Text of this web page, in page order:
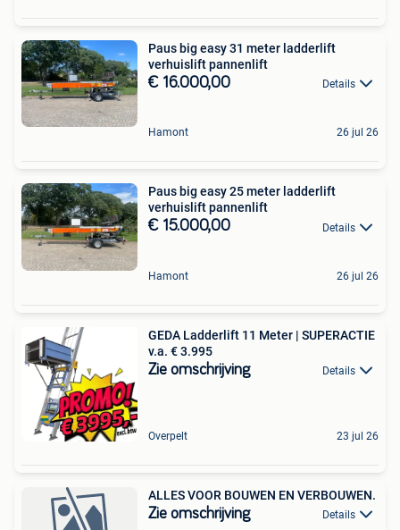
Paus big easy 31 meter ladderlift
verhuislift pannenlift
€ 16.000,00 Details
Hamont 26 jul 26
Paus big easy 25 meter ladderlift
verhuislift pannenlift
€ 15.000,00 Details
Hamont 26 jul 26
GEDA Ladderlift 11 Meter | SUPERACTIE
v.a. € 3.995
Zie omschrijving Details
Overpelt 23 jul 26
ALLES VOOR BOUWEN EN VERBOUWEN.
Zie omschrijving Details